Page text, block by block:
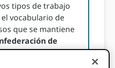
tipos de trabajo
vocabulario de
que se mantiene
de
Acceso Abierto